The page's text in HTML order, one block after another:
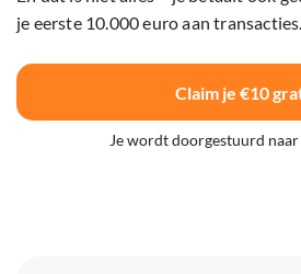
je eerste 10.000 euro aan
Claim je €10
Je wordt doorgestuurd naar